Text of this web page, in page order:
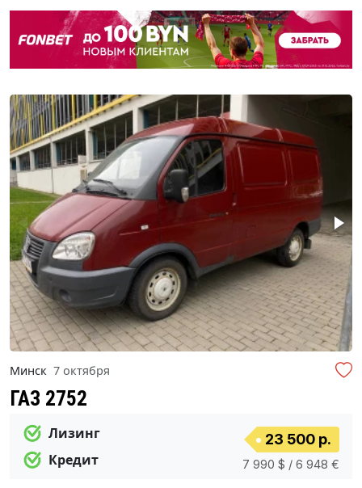
Минск 7 октября
ГАЗ 2752
Лизинг
Кредит
23 500 р.
7 990 $ / 6 948 €